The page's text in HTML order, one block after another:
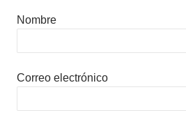
Nombre
Correo electrónico